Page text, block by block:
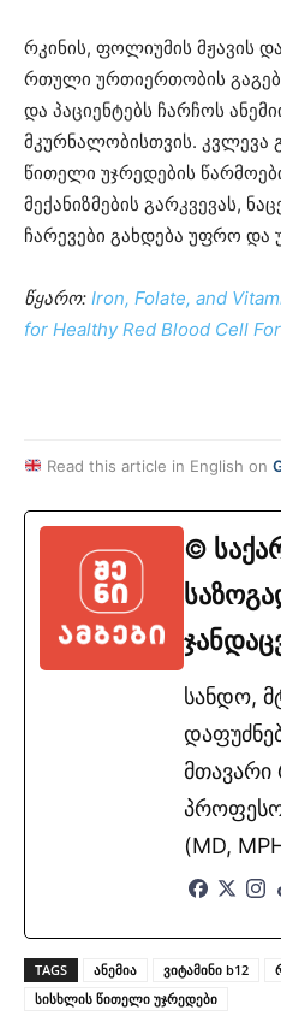
რკინის, ფოლიუმის მჟავის
რთული ურთიერთობის
და პაციენტებს ჩარჩოს
მკურნალობისთვის. კვლევა
წითელი უჯრედების
მექანიზმების გარკვევას,
ჩარევები გახდება უფრო
წყარო: Iron, Folate, and
for Healthy Red Blood Cell
Read this article in English on
©
სანდო,
(MD,
TAGS ანემია ვიტამინი b12
სისხლის წითელი უჯრედები